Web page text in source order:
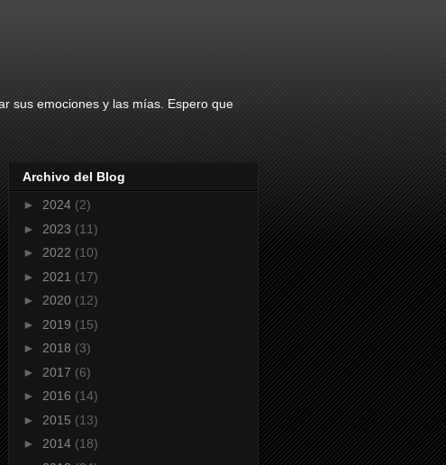
sus emociones y las mías. Espero que
Archivo del Blog
► 2024 (2)
► 2023 (11)
► 2022 (10)
► 2021 (17)
► 2020 (12)
► 2019 (15)
► 2018 (3)
► 2017 (6)
► 2016 (14)
► 2015 (13)
► 2014 (18)